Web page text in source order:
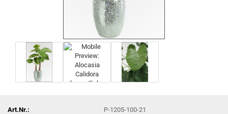
Art.Nr.:
P-1205-100-21